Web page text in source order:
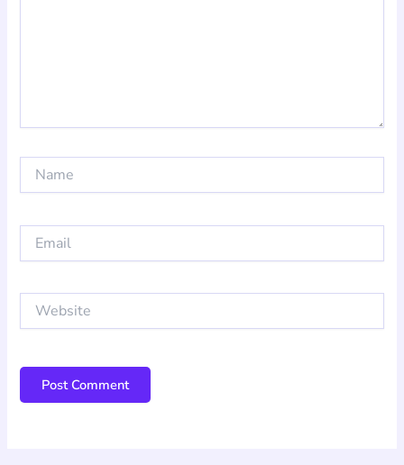
Website